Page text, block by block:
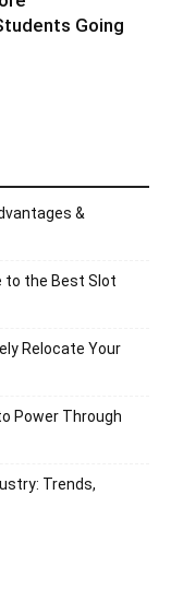
Going
&
to the Best Slot
Relocate Your
Power Through
Trends,